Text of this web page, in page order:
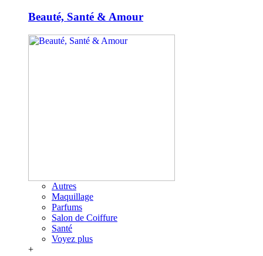
Beauté, Santé & Amour
Autres
Maquillage
Parfums
Salon de Coiffure
Santé
Voyez plus
+